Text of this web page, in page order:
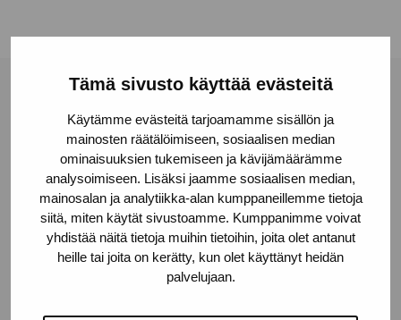
Tämä sivusto käyttää evästeitä
Käytämme evästeitä tarjoamamme sisällön ja
mainosten räätälöimiseen, sosiaalisen median
ominaisuuksien tukemiseen ja kävijämäärämme
analysoimiseen. Lisäksi jaamme sosiaalisen median,
mainosalan ja analytiikka-alan kumppaneillemme tietoja
siitä, miten käytät sivustoamme. Kumppanimme voivat
yhdistää näitä tietoja muihin tietoihin, joita olet antanut
heille tai joita on kerätty, kun olet käyttänyt heidän
palvelujaan.
Gustav Wasas gata 11
10600 Ekenäs
proartibus@proartibus.fi
+358 (0)50 371 6339